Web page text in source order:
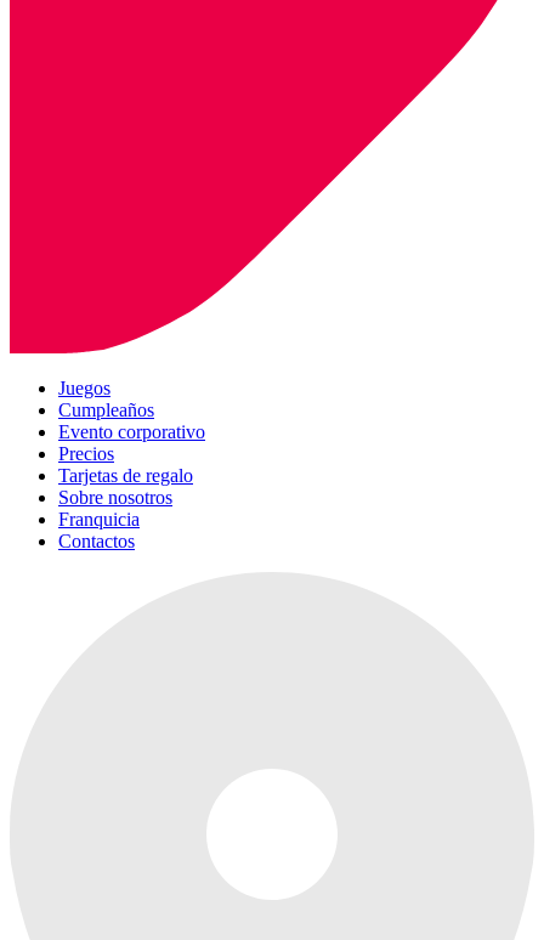
Juegos
Cumpleaños
Evento corporativo
Precios
Tarjetas de regalo
Sobre nosotros
Franquicia
Contactos